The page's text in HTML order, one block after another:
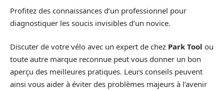
Profitez des connaissances d’un professionnel pour
diagnostiquer les soucis invisibles d’un novice.
Discuter de votre vélo avec un expert de chez Park Tool ou
toute autre marque reconnue peut vous donner un bon
aperçu des meilleures pratiques. Leurs conseils peuvent
ainsi vous aider à éviter des problèmes majeurs à l’avenir